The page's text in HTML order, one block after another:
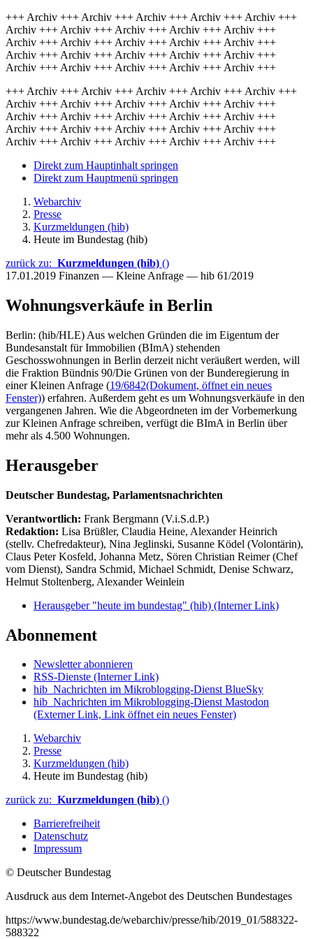
+++ Archiv +++ Archiv +++ Archiv +++ Archiv +++ Archiv +++
Archiv +++ Archiv +++ Archiv +++ Archiv +++ Archiv +++
Archiv +++ Archiv +++ Archiv +++ Archiv +++ Archiv +++
Archiv +++ Archiv +++ Archiv +++ Archiv +++ Archiv +++
Archiv +++ Archiv +++ Archiv +++ Archiv +++ Archiv +++
+++ Archiv +++ Archiv +++ Archiv +++ Archiv +++ Archiv +++
Archiv +++ Archiv +++ Archiv +++ Archiv +++ Archiv +++
Archiv +++ Archiv +++ Archiv +++ Archiv +++ Archiv +++
Archiv +++ Archiv +++ Archiv +++ Archiv +++ Archiv +++
Archiv +++ Archiv +++ Archiv +++ Archiv +++ Archiv +++
Direkt zum Hauptinhalt springen
Direkt zum Hauptmenü springen
Webarchiv
Presse
Kurzmeldungen (hib)
Heute im Bundestag (hib)
zurück zu: Kurzmeldungen (hib) ()
17.01.2019 Finanzen — Kleine Anfrage — hib 61/2019
Wohnungsverkäufe in Berlin
Berlin: (hib/HLE) Aus welchen Gründen die im Eigentum der
Bundesanstalt für Immobilien (BImA) stehenden
Geschosswohnungen in Berlin derzeit nicht veräußert werden, will
die Fraktion Bündnis 90/Die Grünen von der Bunderegierung in
einer Kleinen Anfrage (19/6842(Dokument, öffnet ein neues
Fenster)) erfahren. Außerdem geht es um Wohnungsverkäufe in den
vergangenen Jahren. Wie die Abgeordneten im der Vorbemerkung
zur Kleinen Anfrage schreiben, verfügt die BImA in Berlin über
mehr als 4.500 Wohnungen.
Herausgeber
Deutscher Bundestag, Parlamentsnachrichten
Verantwortlich: Frank Bergmann (V.i.S.d.P.)
Redaktion: Lisa Brüßler, Claudia Heine, Alexander Heinrich
(stellv. Chefredakteur), Nina Jeglinski, Susanne Ködel (Volontärin),
Claus Peter Kosfeld, Johanna Metz, Sören Christian Reimer (Chef
vom Dienst), Sandra Schmid, Michael Schmidt, Denise Schwarz,
Helmut Stoltenberg, Alexander Weinlein
Herausgeber "heute im bundestag" (hib) (Interner Link)
Abonnement
Newsletter abonnieren
RSS-Dienste (Interner Link)
hib_Nachrichten im Mikroblogging-Dienst BlueSky
hib_Nachrichten im Mikroblogging-Dienst Mastodon
(Externer Link, Link öffnet ein neues Fenster)
Webarchiv
Presse
Kurzmeldungen (hib)
Heute im Bundestag (hib)
zurück zu: Kurzmeldungen (hib) ()
Barrierefreiheit
Datenschutz
Impressum
© Deutscher Bundestag
Ausdruck aus dem Internet-Angebot des Deutschen Bundestages
https://www.bundestag.de/webarchiv/presse/hib/2019_01/588322-
588322